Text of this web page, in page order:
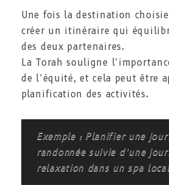
Une fois la destination
créer un itinéraire qui
des deux partenaires.
La Torah souligne
de l’équité, et cela peut être
planification des activités.
Exemple : Planifier une
randonnée suivie d’une
relaxation dans un spa